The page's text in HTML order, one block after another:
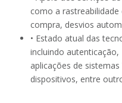
como a
compra, desvios
• Estado atual das
incluindo autenticação,
aplicações de
dispositivos, entre